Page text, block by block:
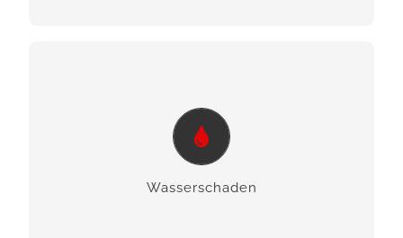
Wasser­schaden
Wasserschaden
Wir helfen Ihnen bei Wasserschäden jeder Art